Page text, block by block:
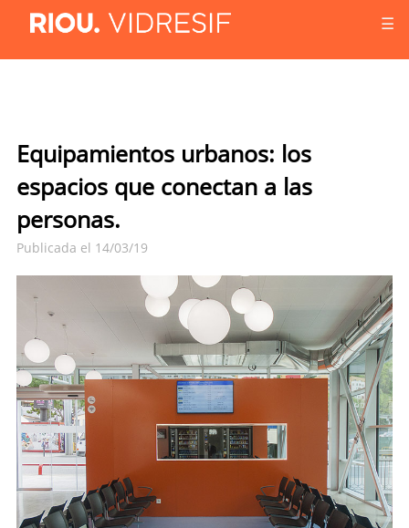
☰
Equipamientos urbanos: los
espacios que conectan a las
personas.
Publicada el 14/03/19